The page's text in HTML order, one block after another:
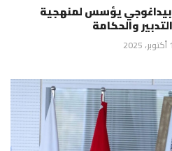
يؤسس لمنهجية
والحكامة